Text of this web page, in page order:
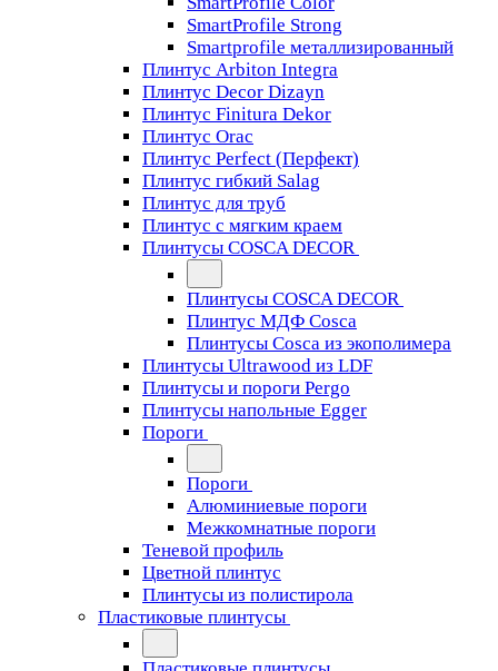
SmartProfile Strong
Smartprofile металлизированный
Плинтус Arbiton Integra
Плинтус Decor Dizayn
Плинтус Finitura Dekor
Плинтус Orac
Плинтус Perfect (Перфект)
Плинтус гибкий Salag
Плинтус для труб
Плинтус с мягким краем
Плинтусы COSCA DECOR
Плинтусы COSCA DECOR
Плинтус МДФ Cosca
Плинтусы Cosca из экополимера
Плинтусы Ultrawood из LDF
Плинтусы и пороги Pergo
Плинтусы напольные Egger
Пороги
Пороги
Алюминиевые пороги
Межкомнатные пороги
Теневой профиль
Цветной плинтус
Плинтусы из полистирола
Пластиковые плинтусы